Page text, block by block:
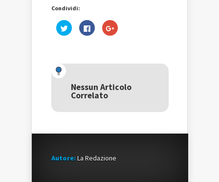
Condividi:
Fai
clic
una
nuova
finestra)
Fai
clic
nuova
finestra)
Fai
clic
una
nuova
Nessun Articolo
Correlato
Autore:La Redazione